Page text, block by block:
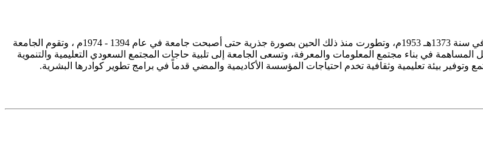
تأسست جامعة الإمام محمد بن سعود الإسلامية ممثلة في كلية الشريعة في سنة 1373هـ 1953م، وتطورت منذ ذلك الحين بصورة جذرية حتى أصبحت جامعة في عام 1394 - 1974م ، وتقوم الجامعة
المساهمة في بناء مجتمع المعلومات والمعرفة، وتسعى الجامعة إلى تلبية حاجات المجتمع السعودي التعليمية والتنموية
وتوفير بيئة تعليمية وثقافية تخدم احتياجات المؤسسة الأكاديمية والمضي قدماً في برامج تطوير كوادرها البشرية.